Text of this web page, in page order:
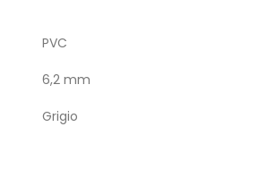
PVC
6,2 mm
Grigio